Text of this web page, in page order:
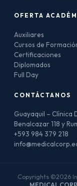
OFERTA
Auxiliares
Cursos de
Certificaciones
Diplomados
Full Day
CONTÁCTANOS
Guayaquil – Clínica
Benalcazar 118 y
+593 984 379 218
Copyrights ©2026